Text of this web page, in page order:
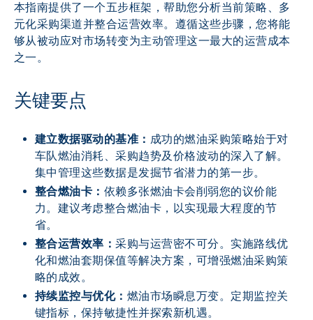
本指南提供了一个五步框架，帮助您分析当前策略、多
元化采购渠道并整合运营效率。遵循这些步骤，您将能
够从被动应对市场转变为主动管理这一最大的运营成本
之一。
关键要点
建立数据驱动的基准： 成功的燃油采购策略始于对
车队燃油消耗、采购趋势及价格波动的深入了解。
集中管理这些数据是发掘节省潜力的第一步。
整合燃油卡： 依赖多张燃油卡会削弱您的议价能
力。建议考虑整合燃油卡，以实现最大程度的节
省。
整合运营效率：采购与运营密不可分。实施路线优
化和燃油套期保值等解决方案，可增强燃油采购策
略的成效。
持续监控与优化： 燃油市场瞬息万变。定期监控关
键指标，保持敏捷性并探索新机遇。